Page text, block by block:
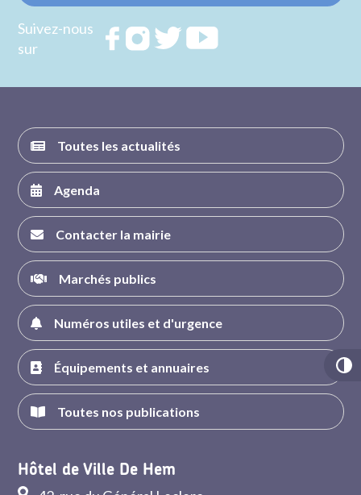
Suivez-nous
sur
RejoignezRejoignezRejoignez
Toutes les actualités
Agenda
Contacter la mairie
Marchés publics
Numéros utiles et d'urgence
Équipements et annuaires
Toutes nos publications
Hôtel de Ville De Hem